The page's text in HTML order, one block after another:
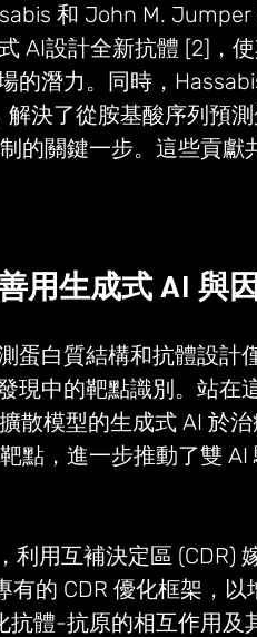
和 John M.
AI設計全新抗體 [2]，
的潛力。同時，
決了從胺基酸序列預
的關鍵一步。這些貢獻
用生成式 AI 與
蛋白質結構和抗體設
現中的靶點識別。站在
散模型的生成式 AI 於
點，進一步推動了雙
利用互補決定區 (CDR)
的 CDR 優化框架，以
體-抗原的相互作用及